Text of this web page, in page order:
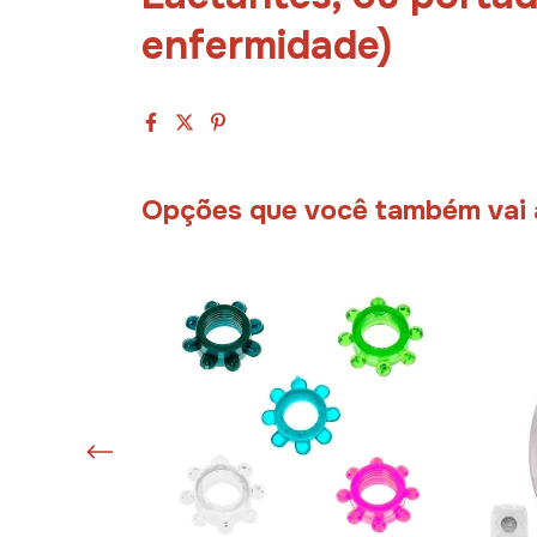
enfermidade)
Opções que você também vai